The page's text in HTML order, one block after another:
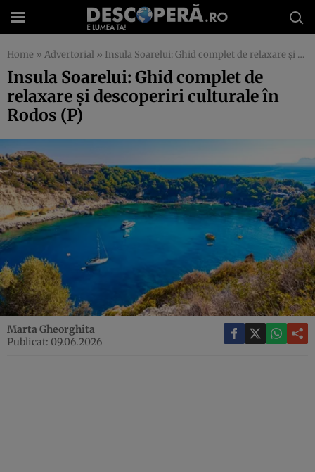
Home » Advertorial » Insula Soarelui: Ghid complet de relaxare și descoperiri culturale în Rodos (P)
Insula Soarelui: Ghid complet de
relaxare și descoperiri culturale în
Rodos (P)
Marta Gheorghita
Publicat: 09.06.2026